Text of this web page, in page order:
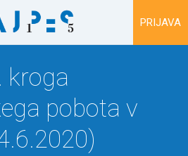
Na vsebino
PRIJAVA
kroga
pobota v